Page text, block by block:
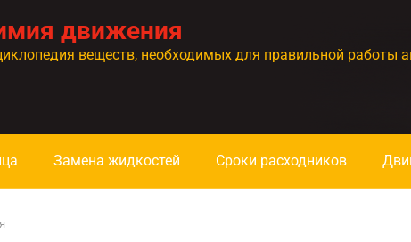
движения
веществ, необходимых для правильной работы
Замена жидкостей Сроки расходников